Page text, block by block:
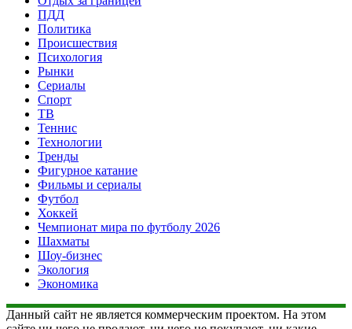
ПДД
Политика
Происшествия
Психология
Рынки
Сериалы
Спорт
ТВ
Теннис
Технологии
Тренды
Фигурное катание
Фильмы и сериалы
Футбол
Хоккей
Чемпионат мира по футболу 2026
Шахматы
Шоу-бизнес
Экология
Экономика
Данный сайт не является коммерческим проектом. На этом